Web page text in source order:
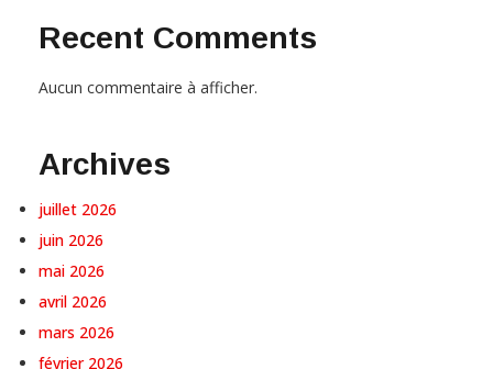
Recent Comments
Aucun commentaire à afficher.
Archives
juillet 2026
juin 2026
mai 2026
avril 2026
mars 2026
février 2026